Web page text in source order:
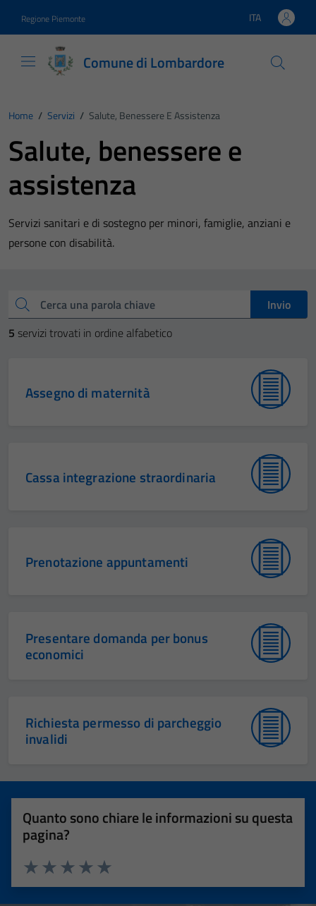
Regione Piemonte Lingua attiva:
ITA
Comune di Lombardore
Home / Servizi / Salute, Benessere E Assistenza
Salute, benessere e
assistenza
Servizi sanitari e di sostegno per minori, famiglie, anziani e
persone con disabilità.
Cerca una parola chiave
Invio
5 servizi trovati in ordine alfabetico
Assegno di maternità
Cassa integrazione straordinaria
Prenotazione appuntamenti
Presentare domanda per bonus
economici
Richiesta permesso di parcheggio
invalidi
Quanto sono chiare le informazioni su questa
pagina?
Valuta 5 stelle su 5
Valuta 4 stelle su 5
Valuta 3 stelle su 5
Valuta 2 stelle su 5
Valuta 1 stelle su 5